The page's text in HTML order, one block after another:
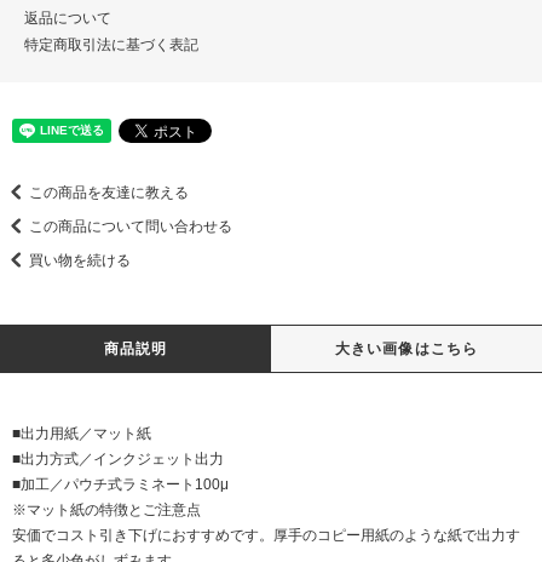
返品について
特定商取引法に基づく表記
この商品を友達に教える
この商品について問い合わせる
買い物を続ける
商品説明 大きい画像はこちら
■出力用紙／マット紙
■出力方式／インクジェット出力
■加工／パウチ式ラミネート100μ
※マット紙の特徴とご注意点
安価でコスト引き下げにおすすめです。厚手のコピー用紙のような紙で出力す